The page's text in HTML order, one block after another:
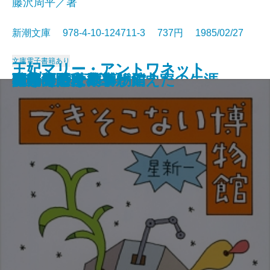
錦繍
天北原野〔上〕
天北原野〔下〕
バッハ―カラー版作曲家の生涯―
王妃マリー・アントワネット
〔上〕
王妃マリー・アントワネット
〔下〕
破船
もう一つの出会い
あほうがらす
驟り雨
藤沢周平／著
新潮文庫 978-4-10-124711-3 737円 1985/02/27
文庫電子書籍あり
できそこない博物館
キャリー
夜光の階段〔上〕
夜光の階段〔下〕
ミステリー列車が消えた
鹿鳴館
真昼の悪魔
私の美の世界
日本のたくみ
開幕ベルは華やかに